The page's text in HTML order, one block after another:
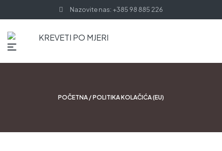
Nazovite nas: +385 98 885 226
POČETNA / POLITIKA KOLAČIĆA (EU)